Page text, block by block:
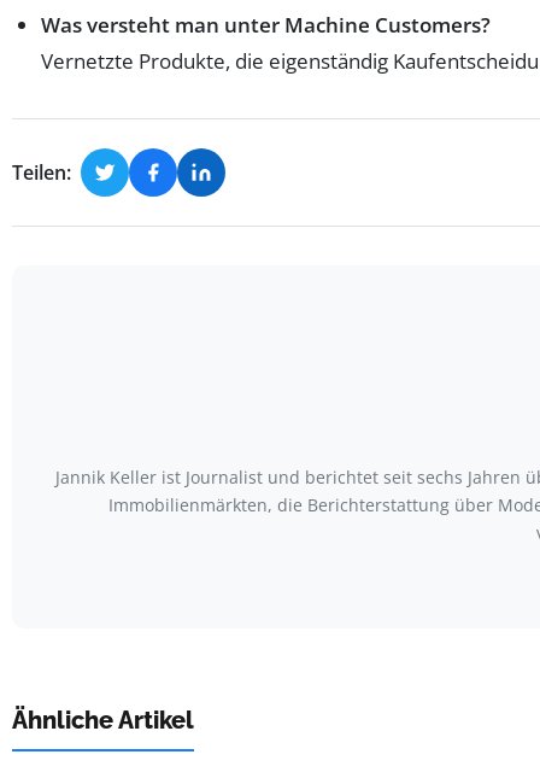
Was versteht man unter Machine Customers?
Vernetzte Produkte, die eigenständig
Teilen:
Jannik Keller ist Journalist und berichtet seit sechs Jahren
Immobilienmärkten, die Berichterstattung über
Ähnliche Artikel